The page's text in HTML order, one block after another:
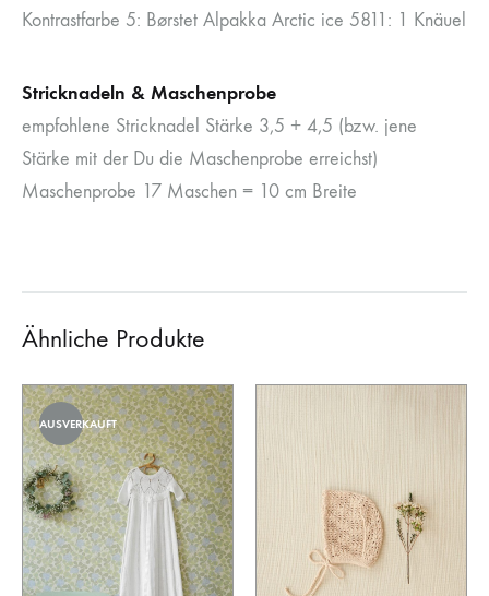
Kontrastfarbe 5: Børstet Alpakka Arctic ice 5811: 1 Knäuel
Stricknadeln & Maschenprobe
empfohlene Stricknadel Stärke 3,5 + 4,5 (bzw. jene
Stärke mit der Du die Maschenprobe erreichst)
Maschenprobe 17 Maschen = 10 cm Breite
Ähnliche Produkte
AUSVERKAUFT